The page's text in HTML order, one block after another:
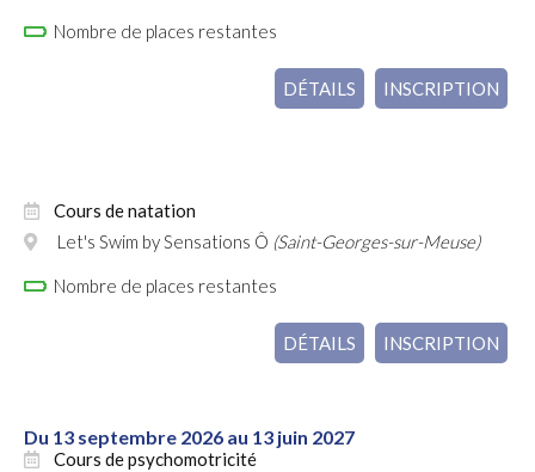
Nombre de places restantes
DÉTAILS INSCRIPTION
Cours de natation
Let's Swim by Sensations Ô (Saint-Georges-sur-Meuse)
Nombre de places restantes
DÉTAILS INSCRIPTION
Du 13 septembre 2026 au 13 juin 2027
Cours de psychomotricité